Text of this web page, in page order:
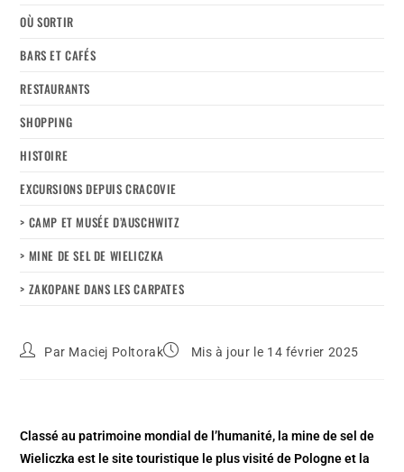
OÙ SORTIR
BARS ET CAFÉS
RESTAURANTS
SHOPPING
HISTOIRE
EXCURSIONS DEPUIS CRACOVIE
> CAMP ET MUSÉE D’AUSCHWITZ
> MINE DE SEL DE WIELICZKA
> ZAKOPANE DANS LES CARPATES
Par Maciej Poltorak Mis à jour le 14 février 2025
Classé au patrimoine mondial de l’humanité, la mine de sel de
Wieliczka est le site touristique le plus visité de Pologne et la